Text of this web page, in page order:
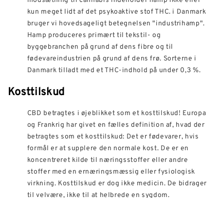
kun meget lidt af det psykoaktive stof THC. i Danmark
bruger vi hovedsageligt betegnelsen "industrihamp".
Hamp produceres primært til tekstil- og
byggebranchen på grund af dens fibre og til
fødevareindustrien på grund af dens frø. Sorterne i
Danmark tilladt med et THC-indhold på under 0,3 %.
Kosttilskud
CBD betragtes i øjeblikket som et kosttilskud! Europa
og Frankrig har givet en fælles definition af, hvad der
betragtes som et kosttilskud: Det er fødevarer, hvis
formål er at supplere den normale kost. De er en
koncentreret kilde til næringsstoffer eller andre
stoffer med en ernæringsmæssig eller fysiologisk
virkning. Kosttilskud er dog ikke medicin. De bidrager
til velvære, ikke til at helbrede en sygdom.